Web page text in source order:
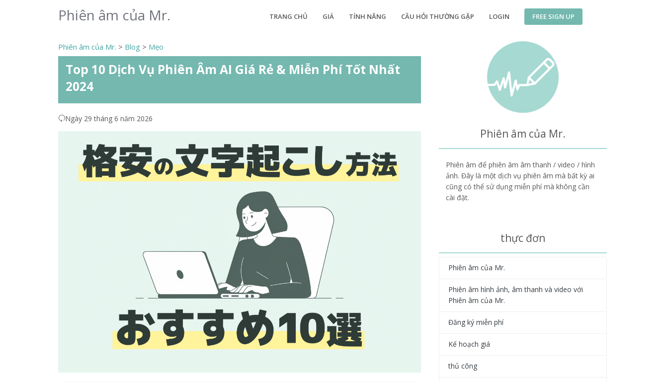
Phiên âm của Mr. TRANG CHỦ GIÁ TÍNH NĂNG CÂU HỎI THƯỜNG GẶP LOGIN FREE SIGN UP
Phiên âm của Mr. > Blog > Mẹo
Top 10 Dịch Vụ Phiên Âm AI Giá Rẻ & Miễn Phí Tốt Nhất
2024
Ngày 29 tháng 6 năm 2026
Phiên âm của Mr.
Phiên âm để phiên âm âm thanh / video / hình
ảnh. Đây là một dịch vụ phiên âm mà bất kỳ ai
cũng có thể sử dụng miễn phí mà không cần
cài đặt.
thực đơn
Phiên âm của Mr.
Phiên âm hình ảnh, âm thanh và video với
Phiên âm của Mr.
Đăng ký miễn phí
Kế hoạch giá
thủ công